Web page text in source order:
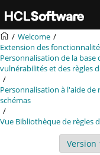
Aller au contenu
Welcome
Extension des
Personnalisation de la base
vulnérabilités et des règles
Personnalisation à l'aide de
schémas
Vue Bibliothèque de règles